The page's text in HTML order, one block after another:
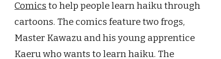
Comics to help people learn haiku through
cartoons. The comics feature two frogs,
Master Kawazu and his young apprentice
Kaeru who wants to learn haiku. The